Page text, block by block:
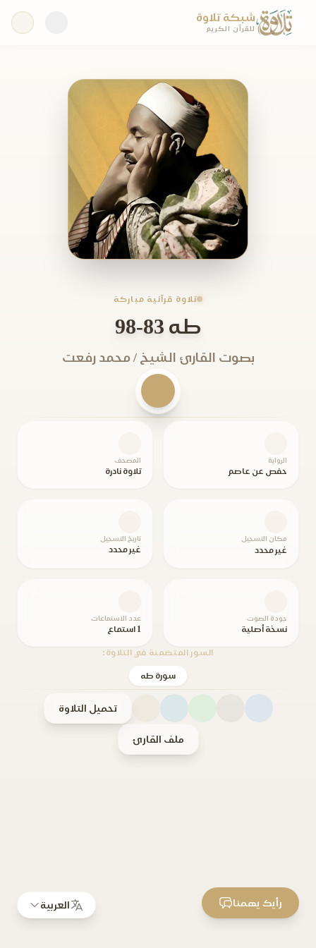
شبكة تلاوة
للقرآن الكريم
تلاوة قرآنية مباركة
طه 83-98
بصوت القارئ الشيخ / محمد رفعت
الرواية
حفص عن عاصم
المصحف
تلاوة نادرة
مكان التسجيل
غير محدد
تاريخ التسجيل
غير محدد
جودة الصوت
نسخة أصلية
عدد الاستماعات
1 استماع
السور المتضمنة في التلاوة:
سورة طه
تحميل التلاوة
ملف القارئ
العربية رأيك يهمنا